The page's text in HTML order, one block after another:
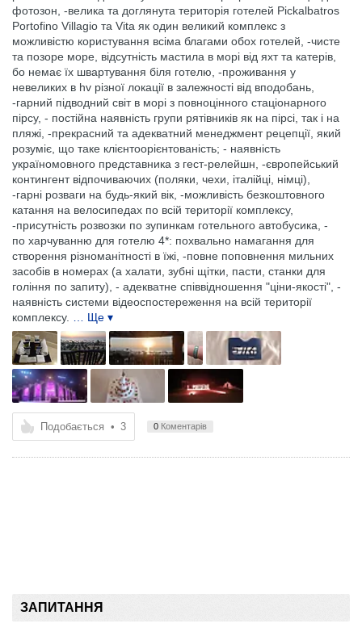
фотозон, -велика та доглянута територія готелей Pickalbatros
Portofino Villagio та Vita як один великий комплекс з
можливістю користування всіма благами обох готелей, -чисте
та позоре море, відсутність мастила в морі від яхт та катерів,
бо немає їх швартування біля готелю, -проживання у
невеликих в hv різної локації в залежності від вподобань,
-гарний підводний світ в морі з повноцінного стаціонарного
пірсу, - постійна наявність групи рятівників як на пірсі, так і на
пляжі, -прекрасний та адекватний менеджмент рецепції, який
розуміє, що таке клієнтоорієнтованість; - наявність
україномовного представника з гест-релейшн, -європейський
контингент відпочиваючих (поляки, чехи, італійці, німці),
-гарні розваги на будь-який вік, -можливість безкоштовного
катання на велосипедах по всій території комплексу,
-присутність розвозки по зупинкам готельного автобусика, -
по харчуванню для готелю 4*: похвально намагання для
створення різноманітності в їжі, -повне поповнення мильних
засобів в номерах (а халати, зубні щітки, пасти, станки для
гоління по запиту), - адекватне співвідношення "ціни-якості", -
наявність системи відеоспостереження на всій території
комплексу.
… Ще ▾
Подобається • 3 0 Коментарів
ЗАПИТАННЯ